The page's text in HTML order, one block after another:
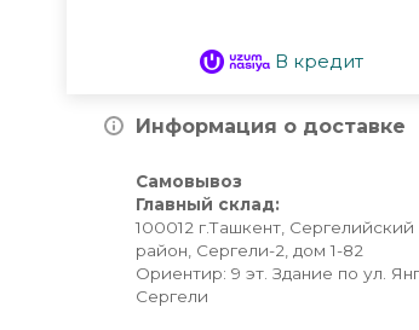
В кредит
Информация о доставке
Самовывоз
Главный склад:
100012 г.Ташкент, Сергелийский
район, Сергели-2, дом 1-82
Ориентир: 9 эт. Здание по ул.
Сергели